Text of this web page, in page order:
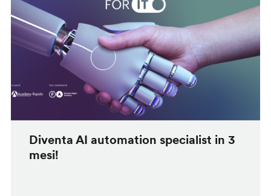
Diventa AI automation specialist in 3
mesi!